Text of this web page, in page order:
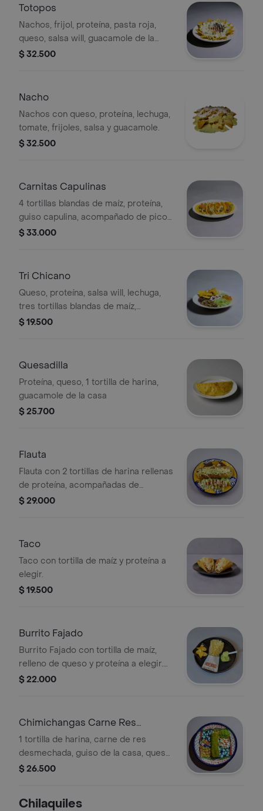
Totopos
Nachos, frijol, proteína, pasta roja,
queso, salsa will, guacamole de la
casa
$ 32.500
Nacho
Nachos con queso, proteína, lechuga,
tomate, frijoles, salsa y guacamole.
$ 32.500
Carnitas Capulinas
4 tortillas blandas de maíz, proteína,
guiso capulina, acompañado de pico
de gallo y guacamole de la casa.
$ 33.000
Tri Chicano
Queso, proteína, salsa will, lechuga,
tres tortillas blandas de maíz,
guacamole de la casa
$ 19.500
Quesadilla
Proteína, queso, 1 tortilla de harina,
guacamole de la casa
$ 25.700
Flauta
Flauta con 2 tortillas de harina rellenas
de proteína, acompañadas de
lechuga, tomate, queso y frijoles.
$ 29.000
Taco
Taco con tortilla de maíz y proteína a
elegir.
$ 19.500
Burrito Fajado
Burrito Fajado con tortilla de maíz,
relleno de queso y proteína a elegir.
Incluye guacamole y totopos.
$ 22.000
Chimichangas Carne Res
Desmechada
1 tortilla de harina, carne de res
desmechada, guiso de la casa, queso,
pasta verde, guacamole artesanal,
$ 26.500
Chilaquiles